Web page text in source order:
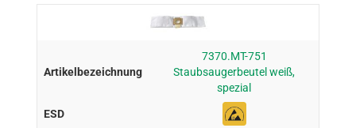
7370.MT-751
Staubsaugerbeutel weiß,
spezial